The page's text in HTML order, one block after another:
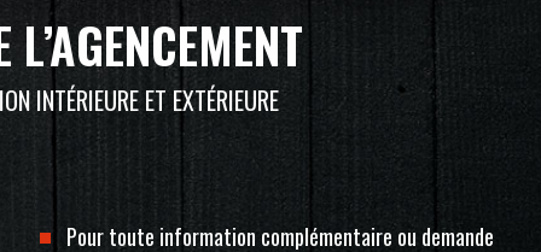
INTÉRIEURE ET EXTÉRIEURE
Pour toute information complémentaire ou demande